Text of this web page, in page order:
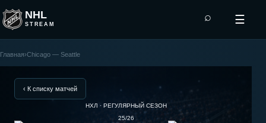
NHL
STREAM
⌕ ☰
Seattle
Главная›Chicago — Seattle
‹ К списку матчей
НХЛ · РЕГУЛЯРНЫЙ СЕЗОН
25/26